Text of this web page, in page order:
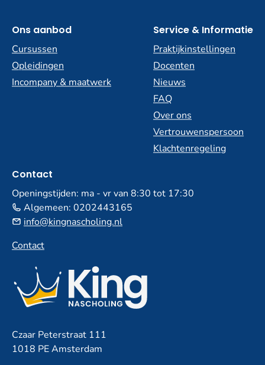
Ons aanbod
Cursussen
Opleidingen
Incompany & maatwerk
Service & Informatie
Praktijkinstellingen
Docenten
Nieuws
FAQ
Over ons
Vertrouwenspersoon
Klachtenregeling
Contact
Openingstijden: ma - vr van 8:30 tot 17:30
Algemeen: 0202443165
info@kingnascholing.nl
Contact
Czaar Peterstraat 111
1018 PE Amsterdam